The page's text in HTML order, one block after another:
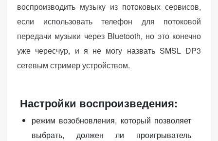
воспроизводить музыку из потоковых сервисов,
если использовать телефон для потоковой
передачи музыки через Bluetooth, но это конечно
уже чересчур, и я не могу назвать SMSL DP3
сетевым стример устройством.
Настройки воспроизведения:
режим возобновления, который позволяет
выбрать, должен ли проигрыватель